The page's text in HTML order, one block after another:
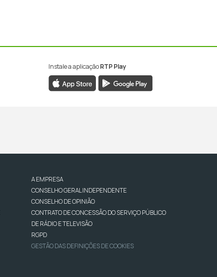
Instale a aplicaçãoRTP Play
A EMPRESA
CONSELHO GERAL INDEPENDENTE
CONSELHO DE OPINIÃO
CONTRATO DE CONCESSÃO DO SERVIÇO PÚBLICO
DE RÁDIO E TELEVISÃO
RGPD
GESTÃO DAS DEFINIÇÕES DE COOKIES